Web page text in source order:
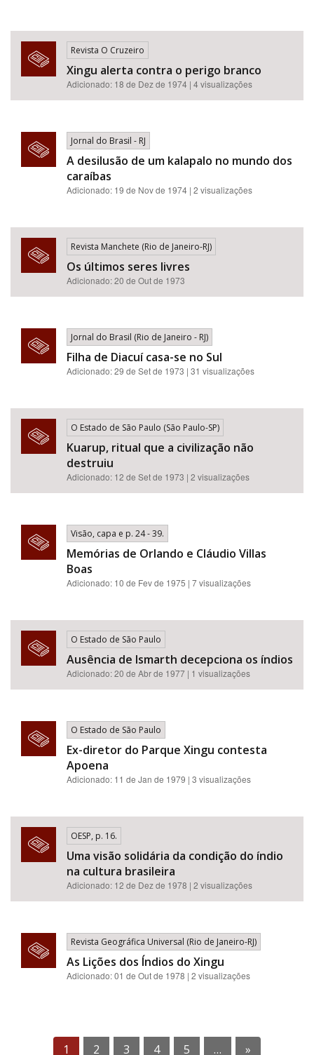
Revista O Cruzeiro
Xingu alerta contra o perigo branco
Adicionado: 18 de Dez de 1974 | 4 visualizações
Jornal do Brasil - RJ
A desilusão de um kalapalo no mundo dos
caraíbas
Adicionado: 19 de Nov de 1974 | 2 visualizações
Revista Manchete (Rio de Janeiro-RJ)
Os últimos seres livres
Adicionado: 20 de Out de 1973
Jornal do Brasil (Rio de Janeiro - RJ)
Filha de Diacuí casa-se no Sul
Adicionado: 29 de Set de 1973 | 31 visualizações
O Estado de São Paulo (São Paulo-SP)
Kuarup, ritual que a civilização não
destruiu
Adicionado: 12 de Set de 1973 | 2 visualizações
Visão, capa e p. 24 - 39.
Memórias de Orlando e Cláudio Villas
Boas
Adicionado: 10 de Fev de 1975 | 7 visualizações
O Estado de São Paulo
Ausência de Ismarth decepciona os índios
Adicionado: 20 de Abr de 1977 | 1 visualizações
O Estado de São Paulo
Ex-diretor do Parque Xingu contesta
Apoena
Adicionado: 11 de Jan de 1979 | 3 visualizações
OESP, p. 16.
Uma visão solidária da condição do índio
na cultura brasileira
Adicionado: 12 de Dez de 1978 | 2 visualizações
Revista Geográfica Universal (Rio de Janeiro-RJ)
As Lições dos Índios do Xingu
Adicionado: 01 de Out de 1978 | 2 visualizações
1 2 3 4 5 … »